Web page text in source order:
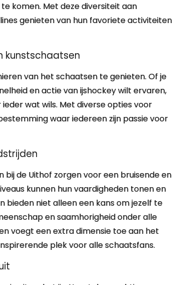
komen. Met deze diversiteit aan
genieten van hun favoriete activiteiten
kunstschaatsen
van het schaatsen te genieten. Of je
en actie van ijshockey wilt ervaren,
wat wils. Met diverse opties voor
waar iedereen zijn passie voor
de Uithof zorgen voor een bruisende en
kunnen hun vaardigheden tonen en
bieden niet alleen een kans om jezelf te
en saamhorigheid onder alle
voegt een extra dimensie toe aan het
plek voor alle schaatsfans.